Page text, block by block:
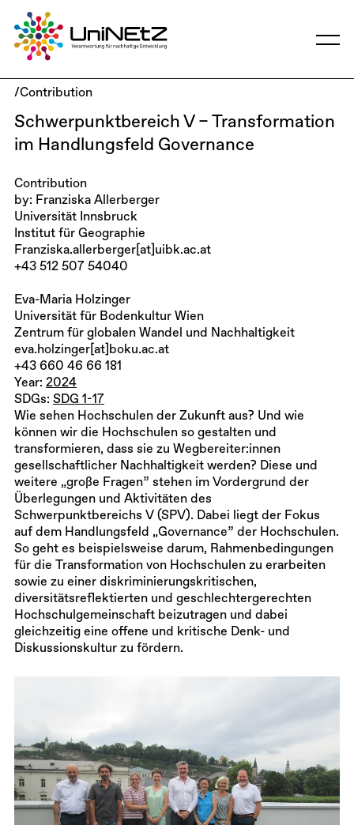
/Contribution
Schwerpunktbereich V – Transformation
im Handlungsfeld Governance
Contribution
by: Franziska Allerberger
Universität Innsbruck
Institut für Geographie
Franziska.allerberger[at]uibk.ac.at
+43 512 507 54040
Eva-Maria Holzinger
Universität für Bodenkultur Wien
Zentrum für globalen Wandel und Nachhaltigkeit
eva.holzinger[at]boku.ac.at
+43 660 46 66 181
Year: 2024
SDGs: SDG 1-17
Wie sehen Hochschulen der Zukunft aus? Und wie
können wir die Hochschulen so gestalten und
transformieren, dass sie zu Wegbereiter:innen
gesellschaftlicher Nachhaltigkeit werden? Diese und
weitere „große Fragen” stehen im Vordergrund der
Überlegungen und Aktivitäten des
Schwerpunktbereichs V (SPV). Dabei liegt der Fokus
auf dem Handlungsfeld „Governance” der Hochschulen.
So geht es beispielsweise darum, Rahmenbedingungen
für die Transformation von Hochschulen zu erarbeiten
sowie zu einer diskriminierungskritischen,
diversitätsreflektierten und geschlechtergerechten
Hochschulgemeinschaft beizutragen und dabei
gleichzeitig eine offene und kritische Denk- und
Diskussionskultur zu fördern.